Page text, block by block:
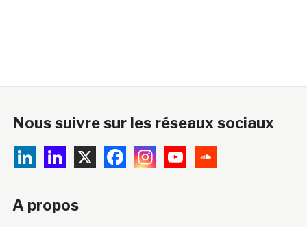
Nous suivre sur les réseaux sociaux
A propos